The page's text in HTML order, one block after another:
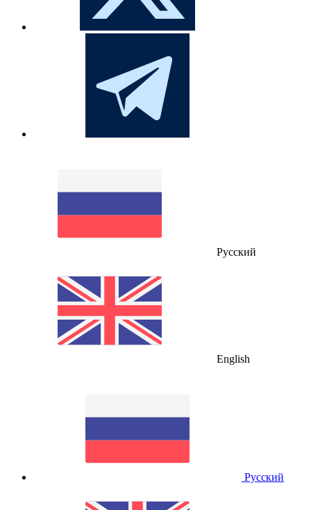
Русский
English
Русский